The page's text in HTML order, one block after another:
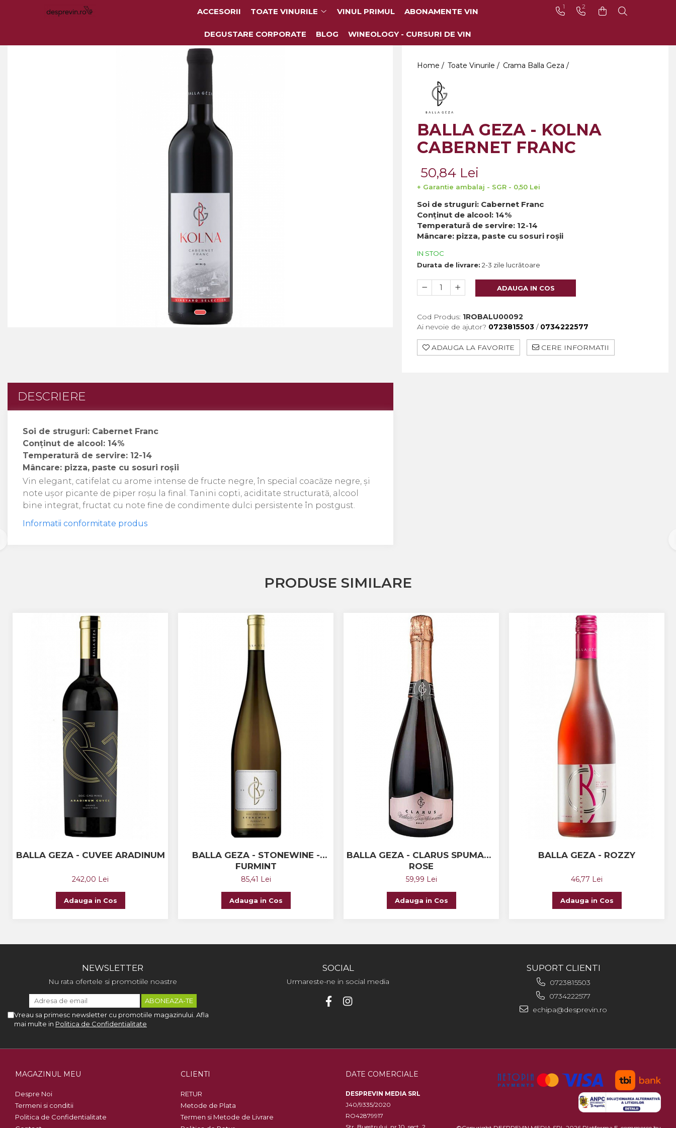
Domeniul BOGDAN
Crama ARAMIC
Crama PURCARI
Crama HERMEZIU
Grup FRESCOBALDI
L'ARTIST
DEMETER
VINUL Bikers For Humanity
Domeniile SÂMBUREȘTI
Domeniile PANCIU
The ICONIC Estate
Crama Petro VASELO
Nea FLORICĂ
Vinuri Din GRECIA
Crama BUDUREASCA
Domeniile FRANCO-
ACCESORII TOATE VINURILE VINUL PRIMUL ABONAMENTE VIN
DEGUSTARE CORPORATE BLOG WINEOLOGY - CURSURI DE VIN
1 2
Home / Toate Vinurile / Crama Balla Geza /
BALLA GEZA - KOLNA
CABERNET FRANC
50,84 Lei
+ Garantie ambalaj - SGR - 0,50 Lei
Soi de struguri: Cabernet Franc
Conținut de alcool: 14%
Temperatură de servire: 12-14
Mâncare: pizza, paste cu sosuri roșii
IN STOC
Durata de livrare: 2-3 zile lucrătoare
ADAUGA IN COS
Cod Produs: 1ROBALU00092
Ai nevoie de ajutor? 0723815503 / 0734222577
ADAUGA LA FAVORITE CERE INFORMATII
DESCRIERE
Soi de struguri: Cabernet Franc
Conținut de alcool: 14%
Temperatură de servire: 12-14
Mâncare: pizza, paste cu sosuri roșii
Vin elegant, catifelat cu arome intense de fructe negre, în special coacăze negre, și
note ușor picante de piper roșu la final. Tanini copti, aciditate structurată, alcool
bine integrat, fructat cu note fine de condimente dulci persistente în postgust.
Informatii conformitate produs
PRODUSE SIMILARE
BALLA GEZA - CUVEE ARADINUM
242,00 Lei
Adauga in Cos
BALLA GEZA - STONEWINE -
FURMINT
85,41 Lei
Adauga in Cos
BALLA GEZA - CLARUS SPUMANT
ROSE
59,99 Lei
Adauga in Cos
BALLA GEZA - ROZZY
46,77 Lei
Adauga in Cos
NEWSLETTER
Nu rata ofertele si promotiile noastre
Vreau sa primesc newsletter cu promotiile magazinului. Afla
mai multe in Politica de Confidentialitate
SOCIAL
Urmareste-ne in social media
SUPORT CLIENTI
0723815503
0734222577
echipa@desprevin.ro
MAGAZINUL MEU
Despre Noi
Termeni si conditii
Politica de Confidentialitate
CLIENTI
RETUR
Metode de Plata
Termen si Metode de Livrare
DATE COMERCIALE
DESPREVIN MEDIA SRL
J40/9335/2020
RO42879917